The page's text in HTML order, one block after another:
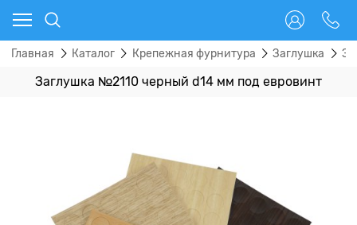
Главная Каталог Крепежная фурнитура Заглушка
Заглушка №2110 черный d14 мм под евровинт